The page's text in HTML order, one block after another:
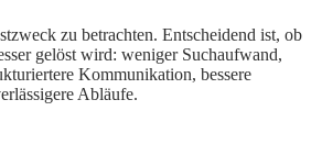
zu betrachten. Entscheidend ist, ob
gelöst wird: weniger Suchaufwand,
Kommunikation, bessere
Abläufe.